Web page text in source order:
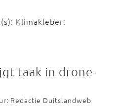
Klimakleber:
taak in drone-
Redactie Duitslandweb